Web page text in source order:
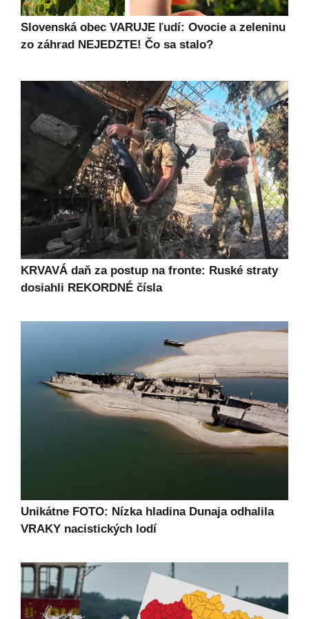
Slovenská obec VARUJE ľudí: Ovocie a zeleninu
zo záhrad NEJEDZTE! Čo sa stalo?
KRVAVÁ daň za postup na fronte: Ruské straty
dosiahli REKORDNÉ čísla
Unikátne FOTO: Nízka hladina Dunaja odhalila
VRAKY nacistických lodí